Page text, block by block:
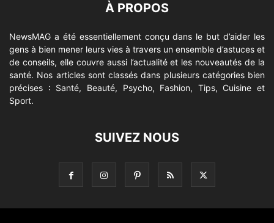
À PROPOS
NewsMAG a été essentiellement conçu dans le but d’aider les
gens à bien mener leurs vies à travers un ensemble d’astuces et
de conseils, elle couvre aussi l’actualité et les nouveautés de la
santé. Nos articles sont classés dans plusieurs catégories bien
précises : Santé, Beauté, Psycho, Fashion, Tips, Cuisine et
Sport.
SUIVEZ NOUS